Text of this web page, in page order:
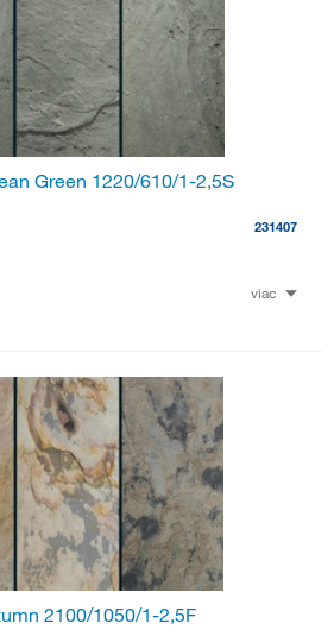
Green 1220/610/1-2,5S
231407
viac
2100/1050/1-2,5F